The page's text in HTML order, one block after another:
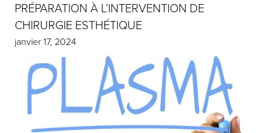
PRÉPARATION À L’INTERVENTION DE
CHIRURGIE ESTHÉTIQUE
janvier 17, 2024